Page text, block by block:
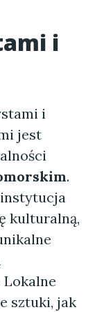
i
i
jest
.
kulturalną,
sztuki, jak